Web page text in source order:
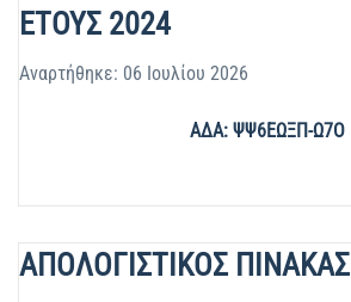
ΕΤΟΥΣ 2024
Αναρτήθηκε: 06 Ιουλίου 2026
ΑΔΑ: ΨΨ6ΕΩΞΠ-Ω7Ο
ΑΠΟΛΟΓΙΣΤΙΚΟΣ